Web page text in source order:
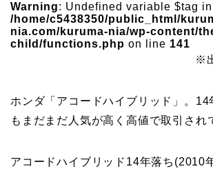
Warning: Undefined variable $tag in
/home/c5438350/public_html/
nia.com/kuruma-nia/wp-content/
child/functions.php on line 141
※
ホンダ「アコードハイブリッド」。14
もまだまだ人気が高く高値で取引され
アコードハイブリッド14年落ち(2010